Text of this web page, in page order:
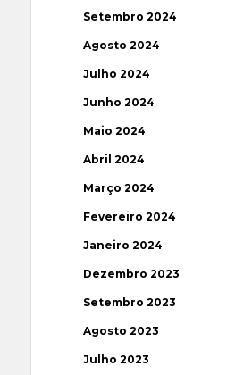
Setembro 2024
Agosto 2024
Julho 2024
Junho 2024
Maio 2024
Abril 2024
Março 2024
Fevereiro 2024
Janeiro 2024
Dezembro 2023
Setembro 2023
Agosto 2023
Julho 2023